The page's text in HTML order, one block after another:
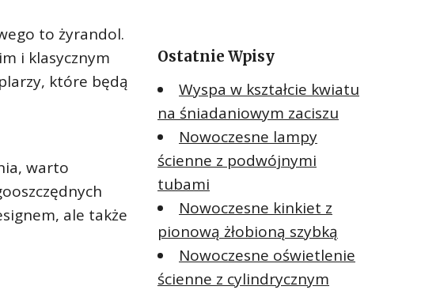
to żyrandol.
i klasycznym
które będą
warto
ale także
Ostatnie Wpisy
Wyspa w kształcie kwiatu
na śniadaniowym zaciszu
Nowoczesne lampy
ścienne z podwójnymi
tubami
Nowoczesne kinkiet z
pionową żłobioną szybką
Nowoczesne oświetlenie
ścienne z cylindrycznym